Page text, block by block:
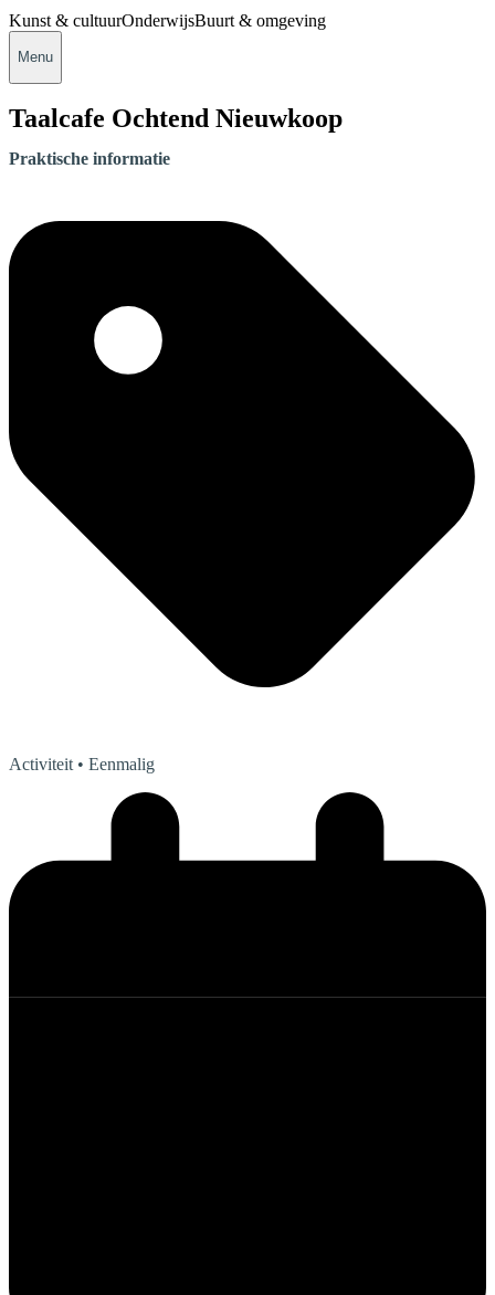
Kunst & cultuurOnderwijsBuurt & omgeving
Menu
Taalcafe Ochtend Nieuwkoop
Praktische informatie
Activiteit • Eenmalig